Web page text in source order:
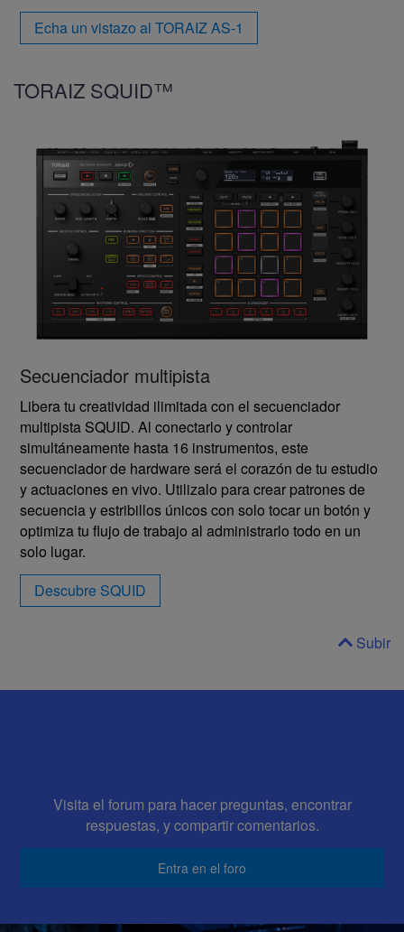
Echa un vistazo al TORAIZ AS-1
TORAIZ SQUID™
Secuenciador multipista
Libera tu creatividad ilimitada con el secuenciador
multipista SQUID. Al conectarlo y controlar
simultáneamente hasta 16 instrumentos, este
secuenciador de hardware será el corazón de tu estudio
y actuaciones en vivo. Utilizalo para crear patrones de
secuencia y estribillos únicos con solo tocar un botón y
optimiza tu flujo de trabajo al administrarlo todo en un
solo lugar.
Descubre SQUID
Subir
Visita el forum para hacer preguntas, encontrar
respuestas, y compartir comentarios.
Entra en el foro